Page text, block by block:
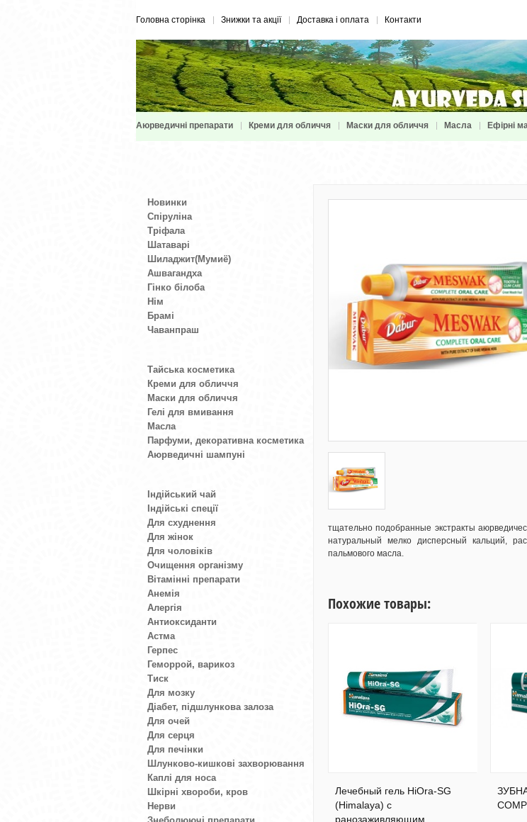
Головна сторінка Знижки та акції Доставка і оплата Контакти
Аюрведичні препарати Креми для обличчя Маски для обличчя Масла Ефірні
Новинки
Спіруліна
Тріфала
Шатаварі
Шиладжит(Мумиё)
Ашвагандха
Гінко білоба
Нім
Брамі
Чаванпраш
Тайська косметика
Креми для обличчя
Маски для обличчя
Гелі для вмивання
Масла
Парфуми, декоративна косметика
Аюрведичні шампуні
Індійський чай
Індійські спеції
Для схуднення
Для жінок
Для чоловіків
Очищення організму
Вітамінні препарати
Анемія
Алергія
Антиоксиданти
Астма
Герпес
Геморрой, варикоз
Тиск
Для мозку
Діабет, підшлункова залоза
Для очей
Для серця
Для печінки
Шлунково-кишкові захворювання
Каплі для носа
Шкірні хвороби, кров
Нерви
тщательно подобранные экстракты
натуральный мелко дисперсный кальций,
пальмового масла.
Похожие товары:
Лечебный гель HiOra-SG
(Himalaya) с
ранозаживляющим